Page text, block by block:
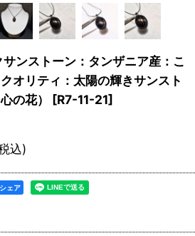
ンストーン：タンザニア産：こ
オリティ：太陽の輝きサンスト
の花）
[R7-11-21]
込)
ェア